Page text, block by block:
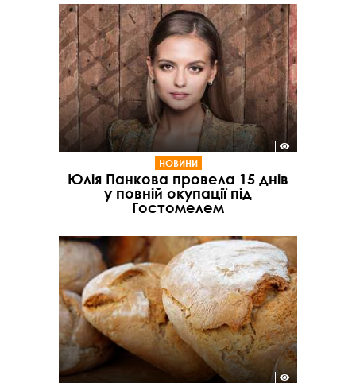
НОВИНИ
Юлія Панкова провела 15 днів
у повній окупації під
Гостомелем